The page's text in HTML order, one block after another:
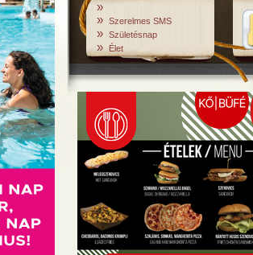
»
» Szerelmes SMS
» Születésnap
» Élet